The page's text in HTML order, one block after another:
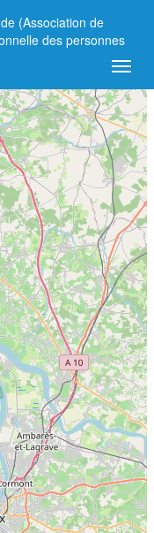
(Association de
des personnes